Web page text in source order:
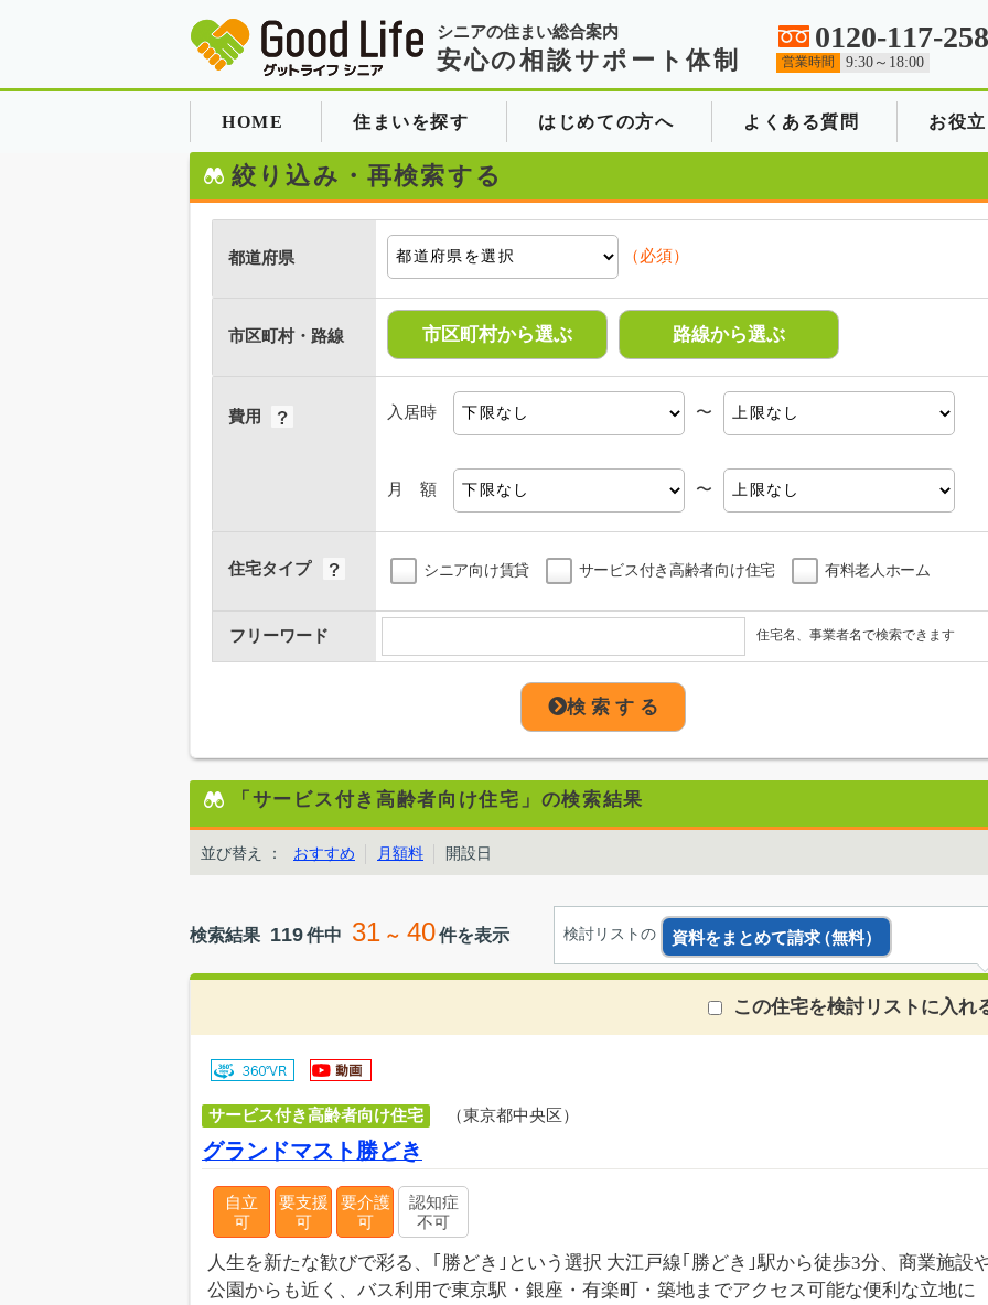
シニアの住まい総合案内
安心の相談サポート体制
0120-117-258
営業時間 9:30～18:00
HOME 住まいを探す はじめての方へ よくある質問 お役
絞り込み・再検索する
都道府県 （必須）
市区町村・路線 市区町村から選ぶ 路線から選ぶ
費用 入居時 〜
月 額 〜
住宅タイプ シニア向け賃貸 サービス付き高齢者向け住宅 有料老人ホーム
フリーワード 住宅名、事業者名で検索できます
検 索 す る
「サービス付き高齢者向け住宅」の検索結果
並び替え ： おすすめ 月額料 開設日
検索結果 119件中 31 ～ 40件を表示 検討リストの 資料をまとめて請求（無料）
この住宅を検討リストに入れ
サービス付き高齢者向け住宅 （東京都中央区）
グランドマスト勝どき
自立
可
要支援
可
要介護
可
認知症
不可
人生を新たな歓びで彩る、｢勝どき｣という選択 大江戸線｢勝どき｣駅から徒歩3分、商業施設
公園からも近く、バス利用で東京駅・銀座・有楽町・築地までアクセス可能な便利な立地に